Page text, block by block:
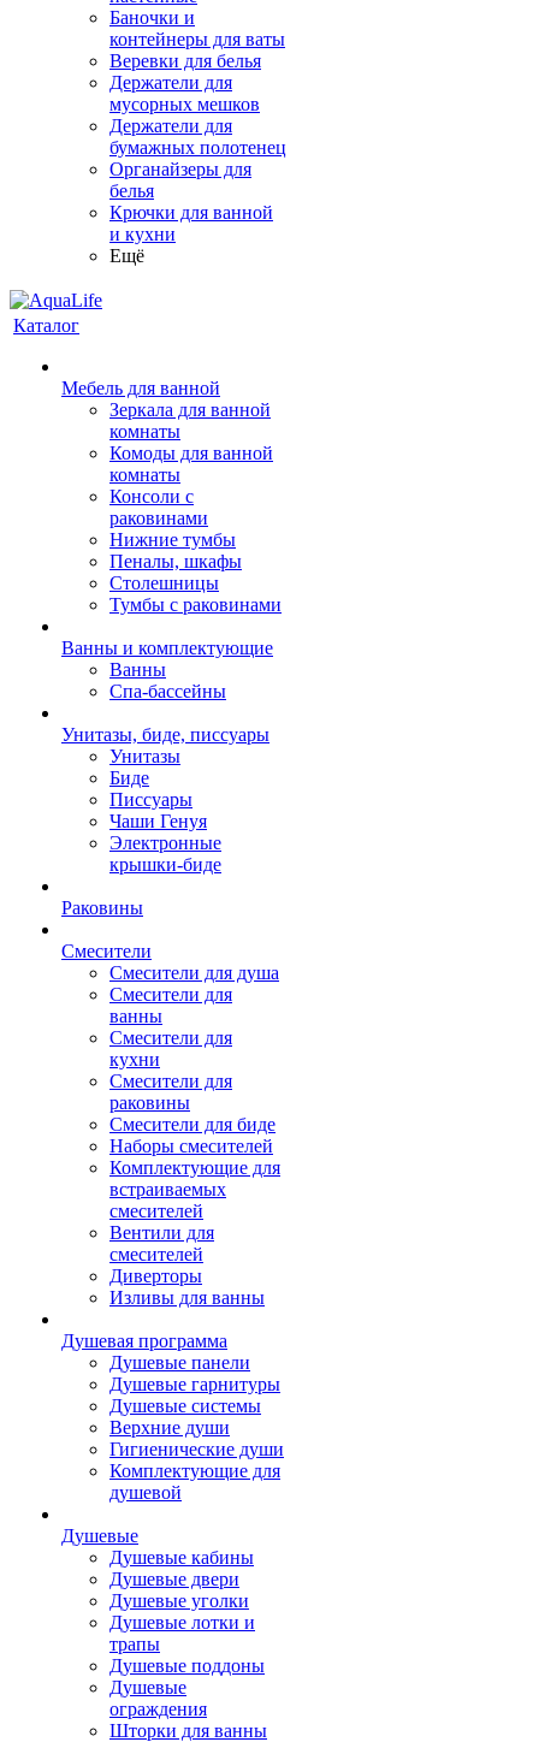
Баночки и
контейнеры для ваты
Веревки для белья
Держатели для
мусорных мешков
Держатели для
бумажных полотенец
Органайзеры для
белья
Крючки для ванной
и кухни
Ещё
Каталог
Мебель для ванной
Зеркала для ванной
комнаты
Комоды для ванной
комнаты
Консоли с
раковинами
Нижние тумбы
Пеналы, шкафы
Столешницы
Тумбы с раковинами
Ванны и комплектующие
Ванны
Спа-бассейны
Унитазы, биде, писсуары
Унитазы
Биде
Писсуары
Чаши Генуя
Электронные
крышки-биде
Раковины
Смесители
Смесители для душа
Смесители для
ванны
Смесители для
кухни
Смесители для
раковины
Смесители для биде
Наборы смесителей
Комплектующие для
встраиваемых
смесителей
Вентили для
смесителей
Диверторы
Изливы для ванны
Душевая программа
Душевые панели
Душевые гарнитуры
Душевые системы
Верхние души
Гигиенические души
Комплектующие для
душевой
Душевые
Душевые кабины
Душевые двери
Душевые уголки
Душевые лотки и
трапы
Душевые поддоны
Душевые
ограждения
Шторки для ванны